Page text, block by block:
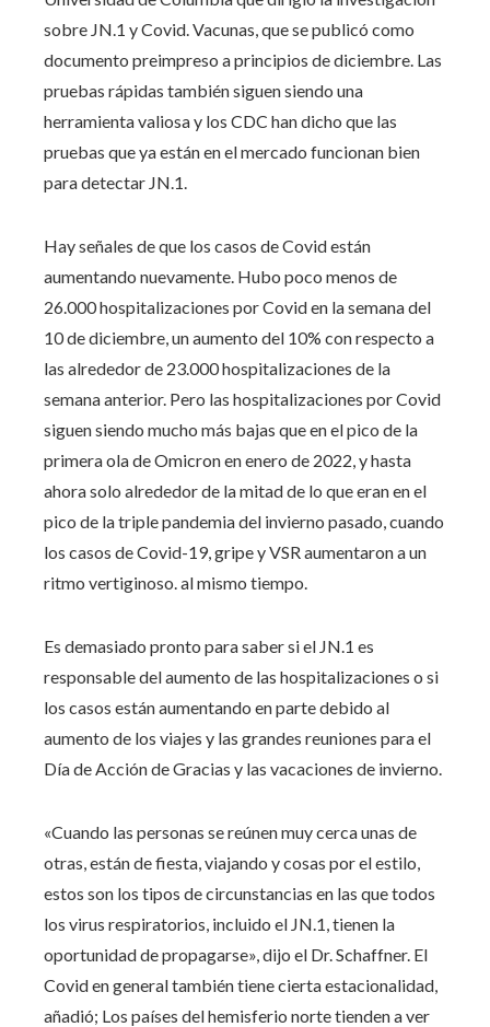
sobre JN.1 y Covid. Vacunas, que se publicó como
documento preimpreso a principios de diciembre. Las
pruebas rápidas también siguen siendo una
herramienta valiosa y los CDC han dicho que las
pruebas que ya están en el mercado funcionan bien
para detectar JN.1.
Hay señales de que los casos de Covid están
aumentando nuevamente. Hubo poco menos de
26.000 hospitalizaciones por Covid en la semana del
10 de diciembre, un aumento del 10% con respecto a
las alrededor de 23.000 hospitalizaciones de la
semana anterior. Pero las hospitalizaciones por Covid
siguen siendo mucho más bajas que en el pico de la
primera ola de Omicron en enero de 2022, y hasta
ahora solo alrededor de la mitad de lo que eran en el
pico de la triple pandemia del invierno pasado, cuando
los casos de Covid-19, gripe y VSR aumentaron a un
ritmo vertiginoso. al mismo tiempo.
Es demasiado pronto para saber si el JN.1 es
responsable del aumento de las hospitalizaciones o si
los casos están aumentando en parte debido al
aumento de los viajes y las grandes reuniones para el
Día de Acción de Gracias y las vacaciones de invierno.
«Cuando las personas se reúnen muy cerca unas de
otras, están de fiesta, viajando y cosas por el estilo,
estos son los tipos de circunstancias en las que todos
los virus respiratorios, incluido el JN.1, tienen la
oportunidad de propagarse», dijo el Dr. Schaffner. El
Covid en general también tiene cierta estacionalidad,
añadió; Los países del hemisferio norte tienden a ver